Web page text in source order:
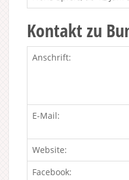
Kontakt zu
Anschrift:
E-Mail:
Website:
Facebook: